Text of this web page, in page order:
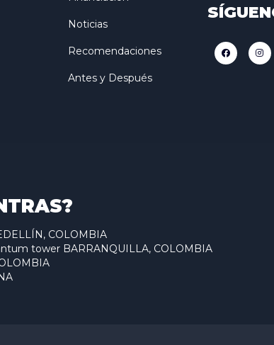
Noticias
Recomendaciones
Antes y Después
COLOMBIA
tower BARRANQUILLA, COLOMBIA